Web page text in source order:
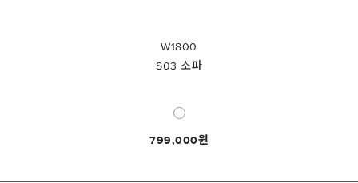
W1800
S03 소파
799,000